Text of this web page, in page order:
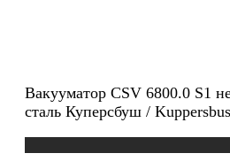
Вакууматор CSV 6800.0 S1
сталь Куперсбуш /